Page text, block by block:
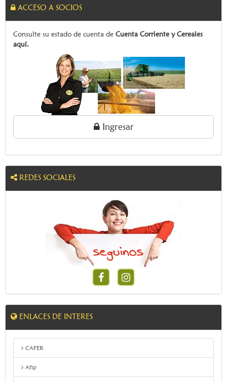
ACCESO A SOCIOS
Consulte su estado de cuenta de Cuenta Corriente y Cereales
aquí.
Ingresar
REDES SOCIALES
FacebookInstragam
ENLACES DE INTERES
CAFER
Afip